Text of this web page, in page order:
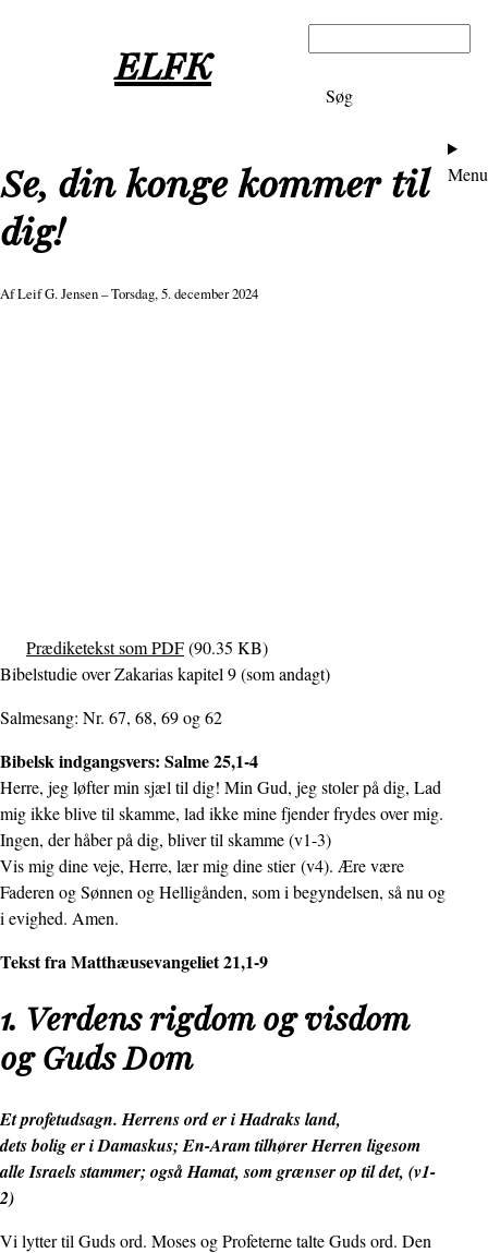
ELFK
Søg
Se, din konge kommer til
dig!
AfLeif G. Jensen– Torsdag, 5. december 2024
Prædiketekst som PDF(90.35 KB)
Bibelstudie over Zakarias kapitel 9 (som andagt)
Salmesang: Nr. 67, 68, 69 og 62
Bibelsk indgangsvers: Salme 25,1-4
Herre, jeg løfter min sjæl til dig! Min Gud, jeg stoler på dig, Lad
mig ikke blive til skamme, lad ikke mine fjender frydes over mig.
Ingen, der håber på dig, bliver til skamme (v1-3)
Vis mig dine veje, Herre, lær mig dine stier (v4). Ære være
Faderen og Sønnen og Helligånden, som i begyndelsen, så nu og
i evighed. Amen.
Tekst fra Matthæusevangeliet 21,1-9
1. Verdens rigdom og visdom
og Guds Dom
Et profetudsagn. Herrens ord er i Hadraks land,
dets bolig er i Damaskus; En-Aram tilhører Herren ligesom
alle Israels stammer; også Hamat, som grænser op til det, (v1-
2)
Vi lytter til Guds ord. Moses og Profeterne talte Guds ord. Den
Menu